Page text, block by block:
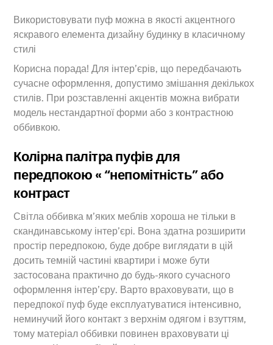
Використовувати пуф можна в якості акцентного
яскравого елемента дизайну будинку в класичному
стилі
Корисна порада! Для інтер’єрів, що передбачають
сучасне оформлення, допустимо змішання декількох
стилів. При розставленні акцентів можна вибрати
модель нестандартної форми або з контрастною
оббивкою.
Колірна палітра пуфів для
передпокою « “непомітність” або
контраст
Світла оббивка м’яких меблів хороша не тільки в
скандинавському інтер’єрі. Вона здатна розширити
простір передпокою, буде добре виглядати в цій
досить темній частині квартири і може бути
застосована практично до будь-якого сучасного
оформлення інтер’єру. Варто враховувати, що в
передпокої пуф буде експлуатуватися інтенсивно,
неминучий його контакт з верхнім одягом і взуттям,
тому матеріал оббивки повинен враховувати ці